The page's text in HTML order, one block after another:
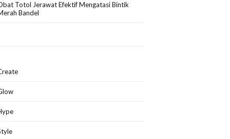
Totol Jerawat Efektif Mengatasi Bintik
Bandel